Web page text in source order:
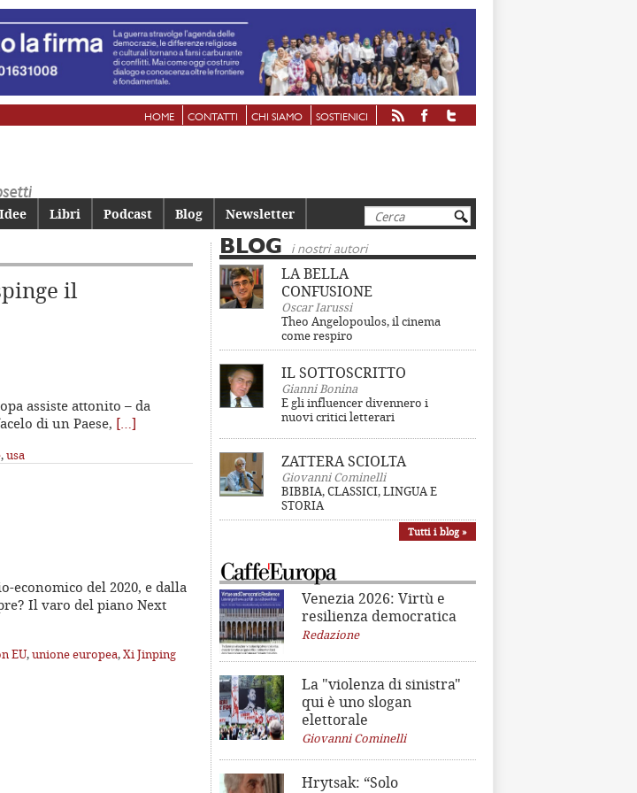
HOME CONTATTI CHI SIAMO SOSTIENICI
Cerca
Idee Libri Podcast Blog Newsletter
il
assiste attonito – da
di un Paese, […]
,usa
economico del 2020, e dalla
Il varo del piano Next
EU,unione europea,Xi Jinping
BLOG i nostri autori
LA BELLA
CONFUSIONE
Oscar Iarussi
Theo Angelopoulos, il cinema
come respiro
IL SOTTOSCRITTO
Gianni Bonina
E gli influencer divennero i
nuovi critici letterari
ZATTERA SCIOLTA
Giovanni Cominelli
BIBBIA, CLASSICI, LINGUA E
STORIA
Tutti i blog »
Venezia 2026: Virtù e
resilienza democratica
Redazione
La "violenza di sinistra"
qui è uno slogan
elettorale
Giovanni Cominelli
Hrytsak: “Solo